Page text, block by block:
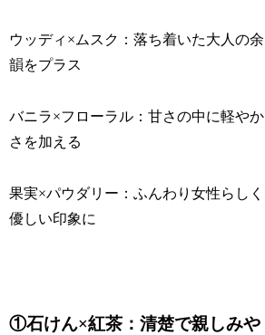
ウッディ×ムスク：落ち着いた大人の余
韻をプラス
バニラ×フローラル：甘さの中に軽やか
さを加える
果実×パウダリー：ふんわり女性らしく
優しい印象に
①石けん×紅茶：清楚で親しみや